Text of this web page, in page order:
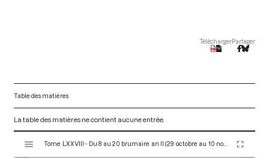
TéléchargerPartager
Table des matières
La table des matières ne contient aucune entrée.